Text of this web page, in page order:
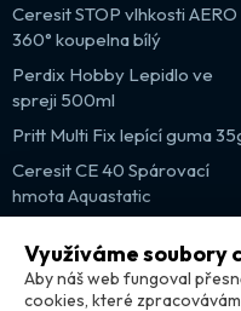
Ceresit STOP vlhkosti AERO
360° koupelna bílý
Perdix Hobby Lepidlo ve
spreji 500ml
Pritt Multi Fix lepící guma
Ceresit CE 40 Spárovací
hmota Aquastatic
Partnerské weby
Využíváme soubory
Aby náš web fungoval
cookies, které